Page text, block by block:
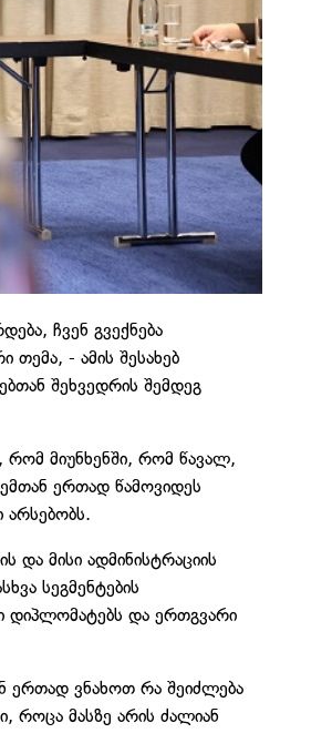
ჩვენ გვექნება
- ამის შესახებ
შეხვედრის შემდეგ
რომ მიუნხენში, რომ წავალ,
ერთად წამოვიდეს
არსებობს.
და მისი ადმინისტრაციის
სეგმენტების
დიპლომატებს და ერთგვარი
ერთად ვნახოთ რა შეიძლება
როცა მასზე არის ძალიან